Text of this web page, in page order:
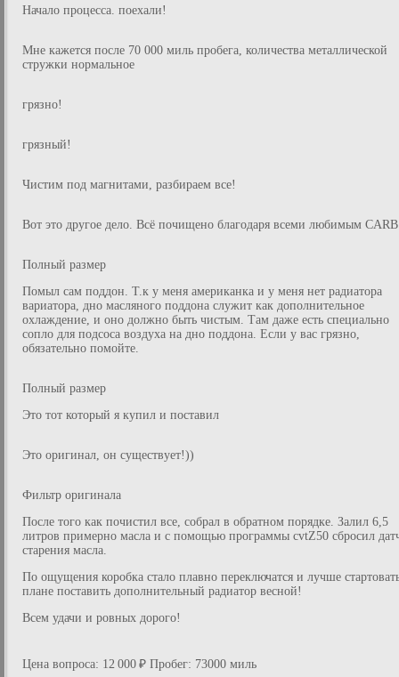
Начало процесса. поехали!
Мне кажется после 70 000 миль пробега, количества металлической
стружки нормальное
грязно!
грязный!
Чистим под магнитами, разбираем все!
Вот это другое дело. Всё почищено благодаря всеми любимым CARB
Полный размер
Помыл сам поддон. Т.к у меня американка и у меня нет радиатора
вариатора, дно масляного поддона служит как дополнительное
охлаждение, и оно должно быть чистым. Там даже есть специально
сопло для подсоса воздуха на дно поддона. Если у вас грязно,
обязательно помойте.
Полный размер
Это тот который я купил и поставил
Это оригинал, он существует!))
Фильтр оригинала
После того как почистил все, собрал в обратном порядке. Залил 6,5
литров примерно масла и с помощью программы cvtZ50 сбросил
старения масла.
По ощущения коробка стало плавно переключатся и лучше
плане поставить дополнительный радиатор весной!
Всем удачи и ровных дорого!
Цена вопроса: 12 000 ₽ Пробег: 73000 миль